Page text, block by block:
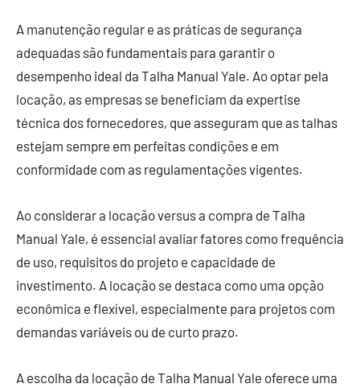
A manutenção regular e as práticas de segurança
adequadas são fundamentais para garantir o
desempenho ideal da Talha Manual Yale. Ao optar pela
locação, as empresas se beneficiam da expertise
técnica dos fornecedores, que asseguram que as talhas
estejam sempre em perfeitas condições e em
conformidade com as regulamentações vigentes.
Ao considerar a locação versus a compra de Talha
Manual Yale, é essencial avaliar fatores como frequência
de uso, requisitos do projeto e capacidade de
investimento. A locação se destaca como uma opção
econômica e flexível, especialmente para projetos com
demandas variáveis ou de curto prazo.
A escolha da locação de Talha Manual Yale oferece uma